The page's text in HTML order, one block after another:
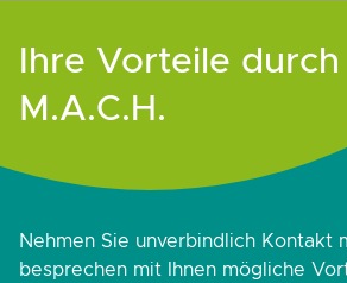
Ihre Vorteile durch
M.A.C.H.
Nehmen Sie unverbindlich Kontakt
besprechen mit Ihnen mögliche